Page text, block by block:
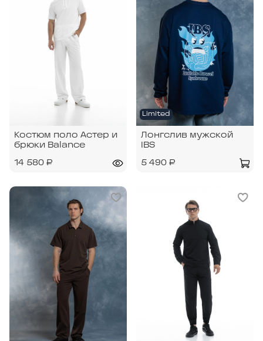
Костюм поло Астер и
брюки Balance
14 580 ₽
Limited
Лонгслив мужской
IBS
5 490 ₽